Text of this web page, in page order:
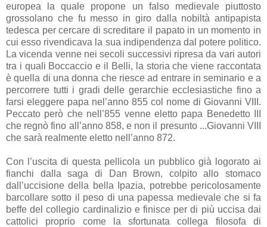
europea la quale propone un falso medievale piuttosto
grossolano che fu messo in giro dalla nobiltà antipapista
tedesca per cercare di screditare il papato in un momento in
cui esso rivendicava la sua indipendenza dal potere politico.
La vicenda venne nei secoli successivi ripresa da vari autori
tra i quali Boccaccio e il Belli, la storia che viene raccontata
è quella di una donna che riesce ad entrare in seminario e a
percorrere tutti i gradi delle gerarchie ecclesiastiche fino a
farsi eleggere papa nel’anno 855 col nome di Giovanni VIII.
Peccato però che nell’855 venne eletto papa Benedetto III
che regnò fino all’anno 858, e non il presunto ...Giovanni VIII
che sarà realmente eletto nell’anno 872.
Con l’uscita di questa pellicola un pubblico già logorato ai
fianchi dalla saga di Dan Brown, colpito allo stomaco
dall’uccisione della bella Ipazia, potrebbe pericolosamente
barcollare sotto il peso di una papessa medievale che si fa
beffe del collegio cardinalizio e finisce per di più uccisa dai
cattolici proprio come la sfortunata collega filosofa di